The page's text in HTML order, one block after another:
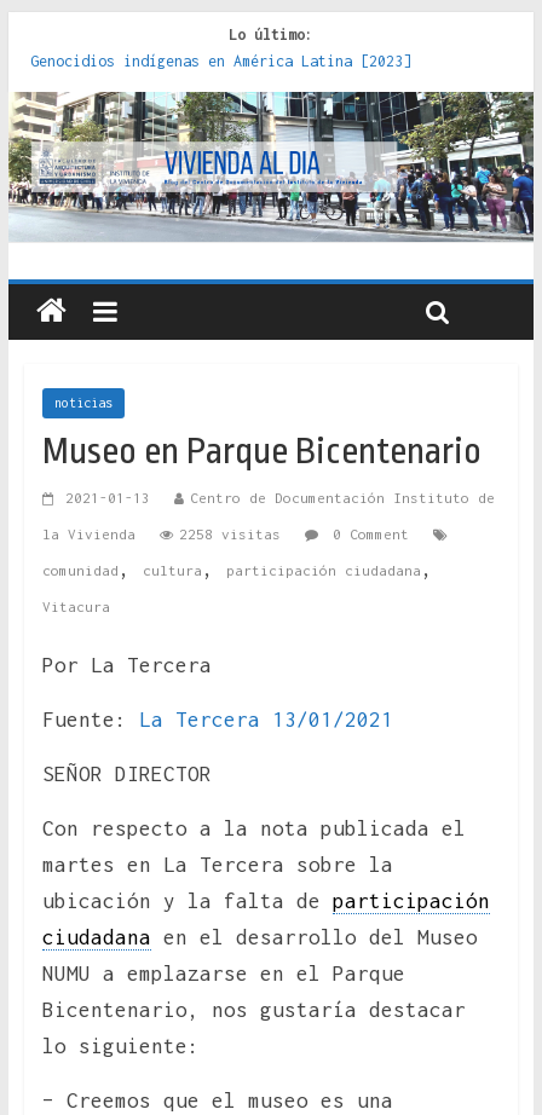
Lo último:
Genocidios indígenas en América Latina [2023]
Estudios sobre la espacialización de los Estados :
políticas, prácticas y representaciones [2022]
Donde el pedernal choca con el acero : hacia una teoría
crítica de las fronteras latinoamericanas [2020]
Criterios técnicos para una vivienda adecuada [2019]
Red de consultorios de la Caja del Seguro Obrero en
Santiago : un patrimonio emblemático [2014]
noticias
Museo en Parque Bicentenario
2021-01-13 Centro de Documentación Instituto de
la Vivienda 2258 visitas 0 Comment
comunidad , cultura , participación ciudadana ,
Vitacura
Por La Tercera
Fuente: La Tercera 13/01/2021
SEÑOR DIRECTOR
Con respecto a la nota publicada el
martes en La Tercera sobre la
ubicación y la falta de participación
ciudadana en el desarrollo del Museo
NUMU a emplazarse en el Parque
Bicentenario, nos gustaría destacar
lo siguiente:
– Creemos que el museo es una